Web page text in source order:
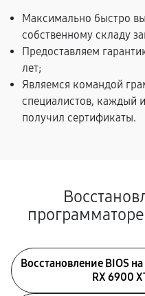
Максимально быстро
собственному складу
Предоставляем
лет;
Являемся командой
специалистов, каждый
получил сертификаты.
Восстановление BIOS
RX 6900